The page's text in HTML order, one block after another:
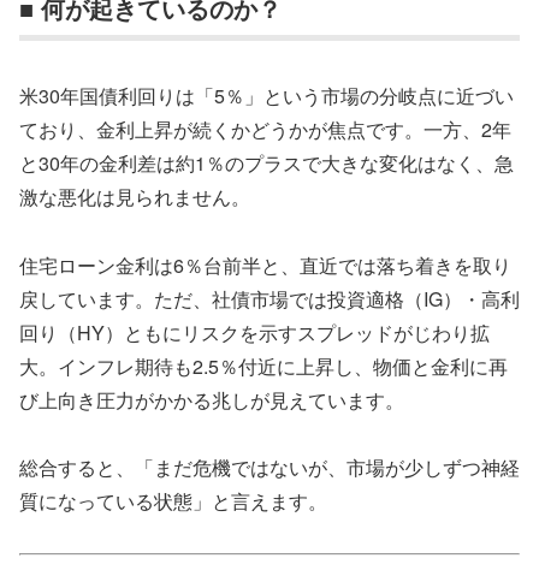
■ 何が起きているのか？
米30年国債利回りは「5％」という市場の分岐点に近づい
ており、金利上昇が続くかどうかが焦点です。一方、2年
と30年の金利差は約1％のプラスで大きな変化はなく、急
激な悪化は見られません。
住宅ローン金利は6％台前半と、直近では落ち着きを取り
戻しています。ただ、社債市場では投資適格（IG）・高利
回り（HY）ともにリスクを示すスプレッドがじわり拡
大。インフレ期待も2.5％付近に上昇し、物価と金利に再
び上向き圧力がかかる兆しが見えています。
総合すると、「まだ危機ではないが、市場が少しずつ神経
質になっている状態」と言えます。